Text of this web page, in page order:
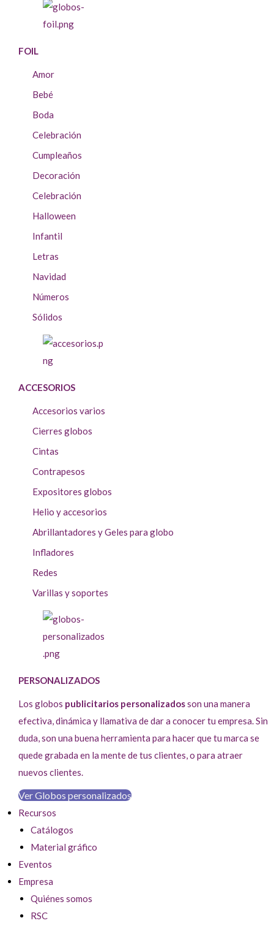
FOIL
Amor
Bebé
Boda
Celebración
Cumpleaños
Decoración
Celebración
Halloween
Infantil
Letras
Navidad
Números
Sólidos
ACCESORIOS
Accesorios varios
Cierres globos
Cintas
Contrapesos
Expositores globos
Helio y accesorios
Abrillantadores y Geles para globo
Infladores
Redes
Varillas y soportes
PERSONALIZADOS
Los globos publicitarios personalizadosson una manera
efectiva, dinámica y llamativa de dar a conocer tu empresa. Sin
duda, son una buena herramienta para hacer que tu marca se
quede grabada en la mente de tus clientes, o para atraer
nuevos clientes.
Ver Globos personalizados
Recursos
Catálogos
Material gráfico
Eventos
Empresa
Quiénes somos
RSC